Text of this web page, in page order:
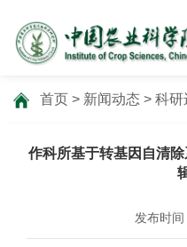
首页 > 新闻动态 > 科研
作科所基于转基因自清
发布时